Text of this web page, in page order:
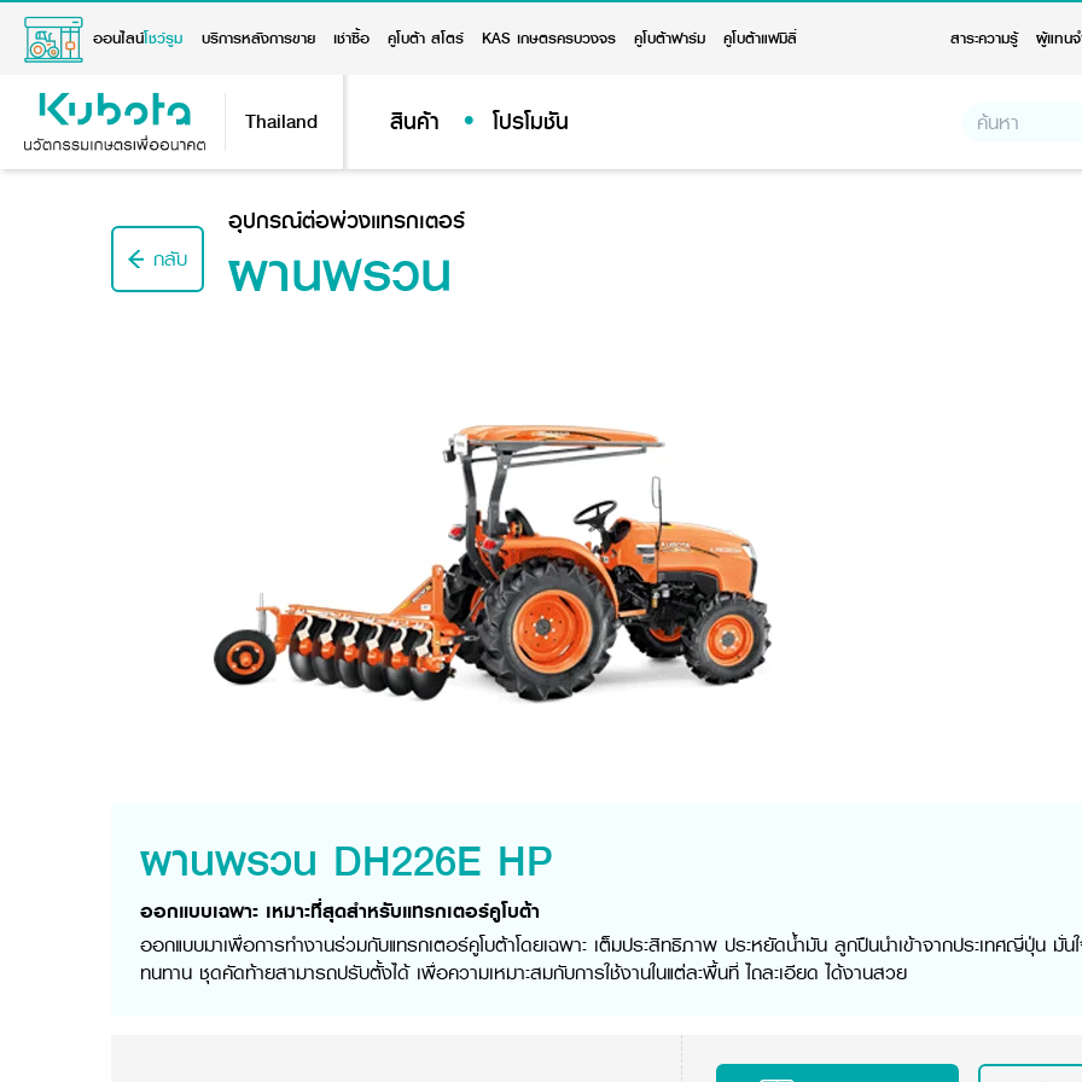
ออนไลน์โชว์รูม บริการหลังการขาย เช่าซื้อ คูโบต้า สโตร์ KAS เกษตรครบวงจร คูโบต้าฟาร์ม คูโบต้าแฟมิลี่ สาระความรู้ ผู้แทน
Thailand สินค้า โปรโมชัน
กลับ
อุปกรณ์ต่อพ่วงแทรกเตอร์
ผานพรวน
ผานพรวน DH226E HP
ออกแบบเฉพาะ เหมาะที่สุดสำหรับแทรกเตอร์คูโบต้า
ออกแบบมาเพื่อการทำงานร่วมกับแทรกเตอร์คูโบต้าโดยเฉพาะ เต็มประสิทธิภาพ ประหยัดน้ำมัน ลูกปืนนำเข้าจากประเทศญี่ปุ่น มั่นใ
ทนทาน ชุดคัดท้ายสามารถปรับตั้งได้ เพื่อความเหมาะสมกับการใช้งานในแต่ละพื้นที่ ไถละเอียด ได้งานสวย